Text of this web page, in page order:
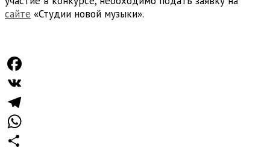
сайте «Студии новой музыки».
Facebook
VK
Telegram
WhatsApp